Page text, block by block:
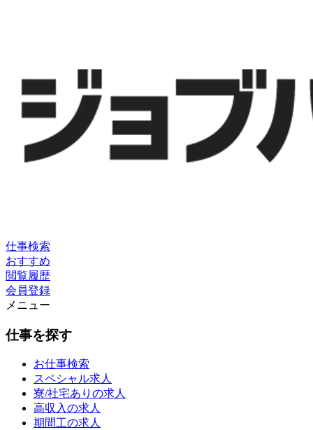
仕事検索
おすすめ
閲覧履歴
会員登録
メニュー
仕事を探す
お仕事検索
スペシャル求人
寮/社宅ありの求人
高収入の求人
期間工の求人